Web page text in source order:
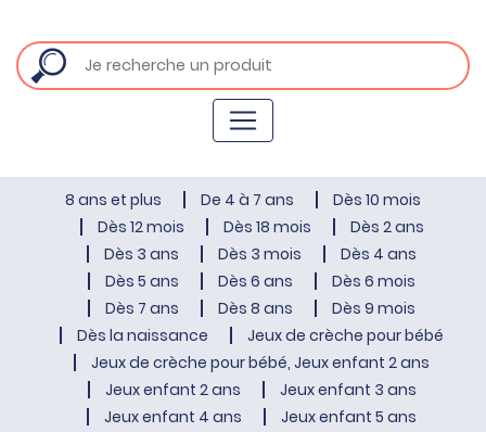
8 ans et plus De 4 à 7 ans
Dès 10 mois
Dès 12 mois
Dès 18 mois
Dès 2 ans
Dès 3 ans
Dès 3 mois
Dès 4 ans
Dès 5 ans
Dès 6 ans
Dès 6 mois
Dès 7 ans
Dès 8 ans
Dès 9 mois
Dès la naissance
Jeux de crèche pour bébé
Jeux de crèche pour bébé, Jeux enfant 2 ans
Jeux enfant 2 ans
Jeux enfant 3 ans
Jeux enfant 4 ans
Jeux enfant 5 ans